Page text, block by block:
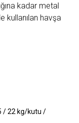
kadar metal
kullanılan havşa
/ 22 kg/kutu /